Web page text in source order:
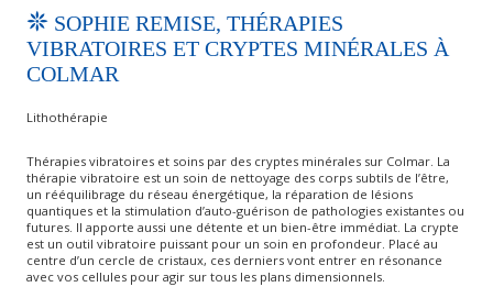
SOPHIE REMISE, THÉRAPIES
VIBRATOIRES ET CRYPTES MINÉRALES À
COLMAR
Lithothérapie
Thérapies vibratoires et soins par des cryptes minérales sur Colmar. La
thérapie vibratoire est un soin de nettoyage des corps subtils de l’être,
un rééquilibrage du réseau énergétique, la réparation de lésions
quantiques et la stimulation d’auto-guérison de pathologies existantes ou
futures. Il apporte aussi une détente et un bien-être immédiat. La crypte
est un outil vibratoire puissant pour un soin en profondeur. Placé au
centre d’un cercle de cristaux, ces derniers vont entrer en résonance
avec vos cellules pour agir sur tous les plans dimensionnels.